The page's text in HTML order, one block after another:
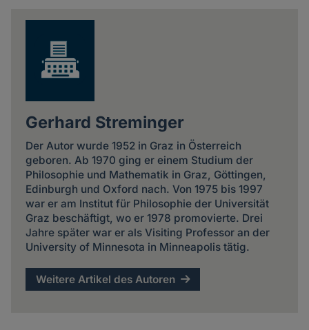
Gerhard Streminger
Der Autor wurde 1952 in Graz in Österreich
geboren. Ab 1970 ging er einem Studium der
Philosophie und Mathematik in Graz, Göttingen,
Edinburgh und Oxford nach. Von 1975 bis 1997
war er am Institut für Philosophie der Universität
Graz beschäftigt, wo er 1978 promovierte. Drei
Jahre später war er als Visiting Professor an der
University of Minnesota in Minneapolis tätig.
Weitere Artikel des Autoren